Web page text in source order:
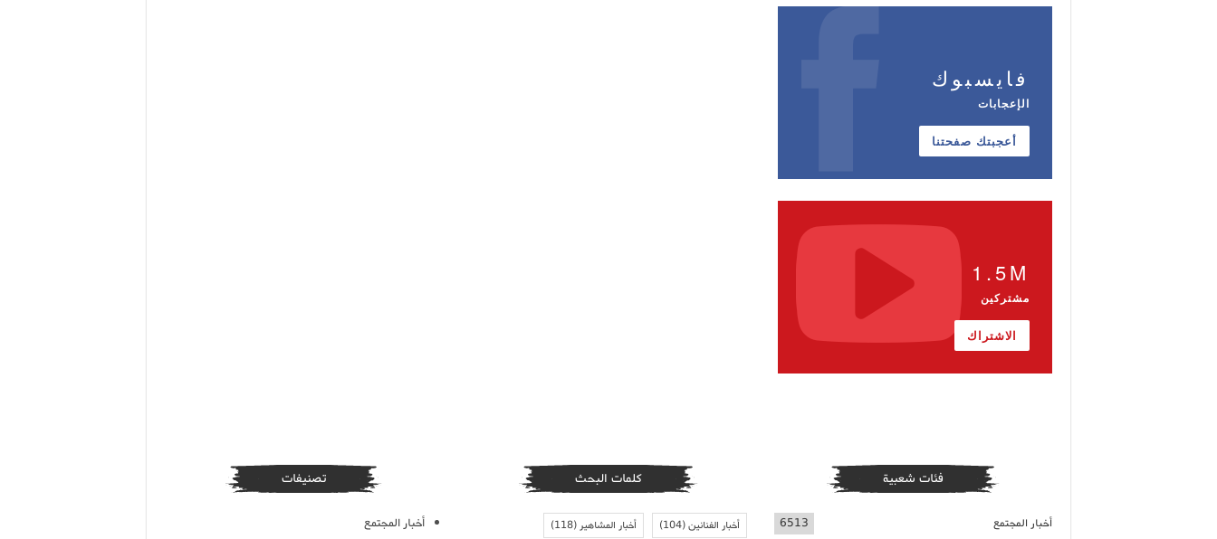
فايسبوك
الإعجابات
أعجبتك صفحتنا
1.5M
مشتركين
الاشتراك
فئات شعبية
أخبار المجتمع 6513
كلمات البحث
أخبار الفنانين(104) أخبار المشاهير(118)
تصنيفات
أخبار المجتمع